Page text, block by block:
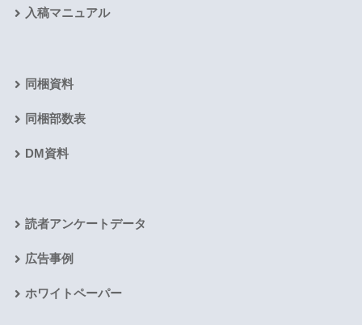
入稿マニュアル
同梱資料
同梱部数表
DM資料
読者アンケートデータ
広告事例
ホワイトペーパー